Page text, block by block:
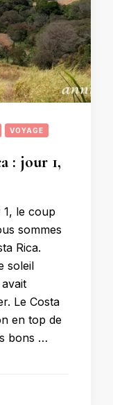
VOYAGE
: jour 1,
1, le coup
sommes
Rica.
soleil
Le Costa
en top de
bons …